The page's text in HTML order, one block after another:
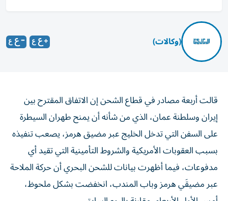
(وكالات)
قالت أربعة مصادر في قطاع الشحن إن الاتفاق المقترح بين
إيران وسلطنة عمان، الذي من ‌شأنه أن يمنح طهران السيطرة
على السفن التي تدخل الخليج عبر ​مضيق هرمز، يصعب تنفيذه
بسبب العقوبات الأمريكية والشروط التأمينية ‌التي تقيد أي
مدفوعات، فيما أظهرت بيانات للشحن البحري أن حركة الملاحة
عبر مضيقَي هرمز وباب المندب، انخفضت بشكل ملحوظ، ​
أمس الأول الأربعاء، مقارنة باليوم السابق.